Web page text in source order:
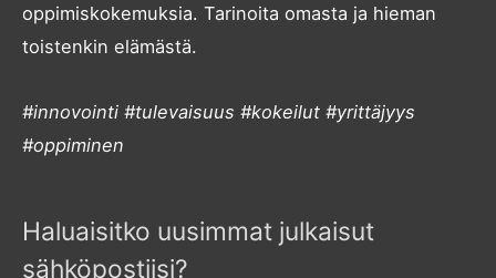
oppimiskokemuksia. Tarinoita omasta ja hieman
toistenkin elämästä.
#innovointi #tulevaisuus #kokeilut #yrittäjyys
#oppiminen
Haluaisitko uusimmat julkaisut
sähköpostiisi?